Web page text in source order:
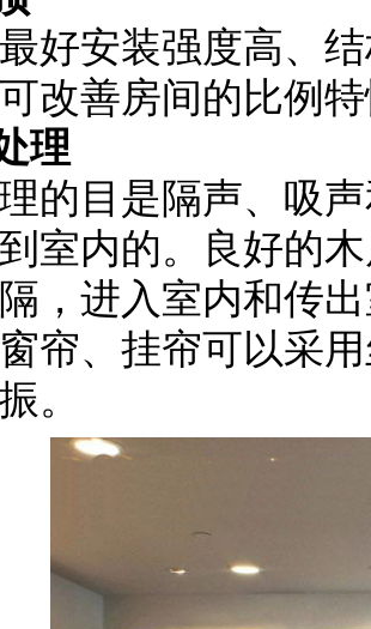
好安装强度高、
改善房间的比例
理
的目是隔声、吸
室内的。良好的
，进入室内和传
帘、挂帘可以采
。